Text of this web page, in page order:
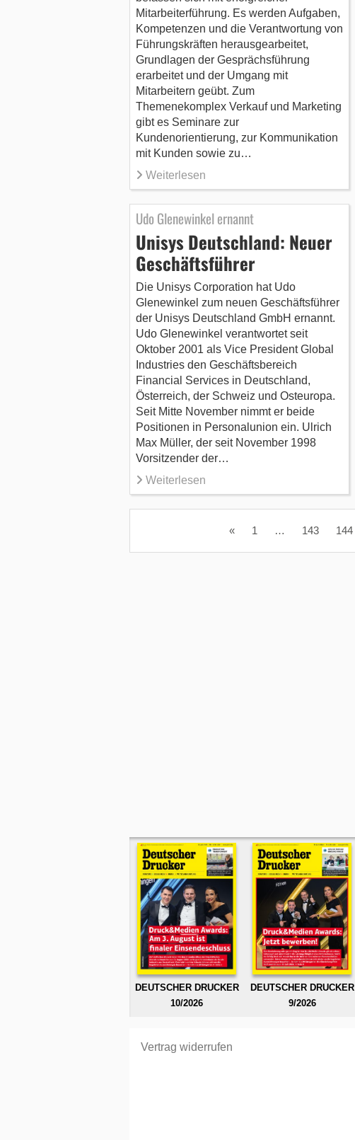
Mitarbeiterführung. Es werden Aufgaben,
Kompetenzen und die Verantwortung von
Führungskräften herausgearbeitet,
Grundlagen der Gesprächsführung
erarbeitet und der Umgang mit
Mitarbeitern geübt. Zum
Themenekomplex Verkauf und Marketing
gibt es Seminare zur
Kundenorientierung, zur Kommunikation
mit Kunden sowie zu…
Weiterlesen
Udo Glenewinkel ernannt
Unisys Deutschland: Neuer
Geschäftsführer
Die Unisys Corporation hat Udo
Glenewinkel zum neuen Geschäftsführer
der Unisys Deutschland GmbH ernannt.
Udo Glenewinkel verantwortet seit
Oktober 2001 als Vice President Global
Industries den Geschäftsbereich
Financial Services in Deutschland,
Österreich, der Schweiz und Osteuropa.
Seit Mitte November nimmt er beide
Positionen in Personalunion ein. Ulrich
Max Müller, der seit November 1998
Vorsitzender der…
Weiterlesen
« 1 … 143 144
DEUTSCHER DRUCKER
10/2026
DEUTSCHER DRUCKER
9/2026
Vertrag widerrufen